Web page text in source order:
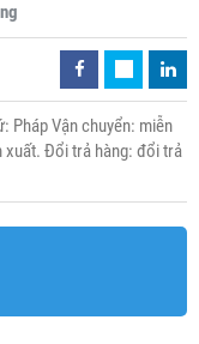
Pháp Vận chuyển: miễn
xuất. Đổi trả hàng: đổi trả